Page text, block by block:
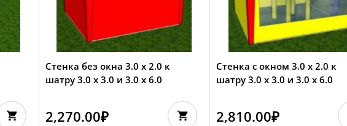
Стенка без окна 3.0 х 2.0 к
шатру 3.0 х 3.0 и 3.0 х 6.0
2,270.00₽
Стенка с окном 3.0 х 2.0 к
шатру 3.0 х 3.0 и 3.0 х 6.0
2,810.00₽